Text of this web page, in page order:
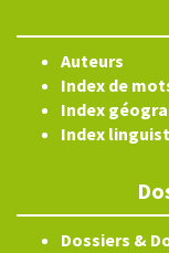
Auteurs
Index de
Index
Index
Dossiers &